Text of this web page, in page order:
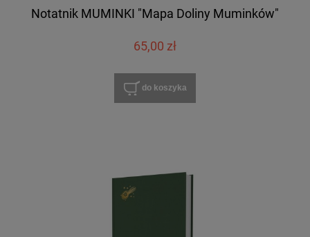
Notatnik MUMINKI "Mapa Doliny Muminków"
65,00 zł
do koszyka